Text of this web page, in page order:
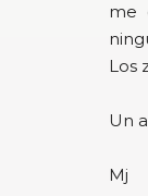
me
Los
Un
Mj